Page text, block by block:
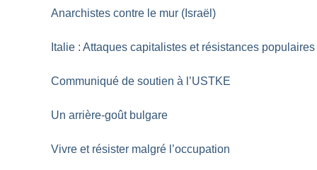
Anarchistes contre le mur (Israël)
Italie : Attaques capitalistes et résistances populaires
Communiqué de soutien à l’USTKE
Un arrière-goût bulgare
Vivre et résister malgré l’occupation